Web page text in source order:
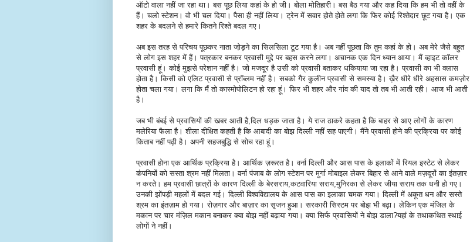
ऑटो वाला नहीं जा रहा था। बस पूछ लिया कहां के हो जी। बोला मोतिहारी। बस बैठ गया और कह दिया कि हम भी तो वहीं के
हैं। चलो स्टेशन। वो भी चल दिया। पैसा ही नहीं लिया। ट्रेन में सवार होते होते लगा कि फिर कोई रिश्तेदार छूट गया है। एक
शहर के बदलने से हमारे कितने रिश्ते बदल गए।
अब इस तरह से परिचय पूछकर नाता जो़ड़ने का सिलसिला टूट गया है। अब नहीं पूछता कि तुम कहां के हो। अब मेरे जैसे बहुत
से लोग इस शहर में हैं। पत्रकार बनकर प्रवासी मुद्दे पर बहस करने लगा। अचानक एक दिन ध्यान आया। मैं व्हाइट कॉलर
प्रवासी हूं। कोई मुझसे परेशान नहीं है। जो मजदूर है उसी को प्रवासी बताकर धकियाया जा रहा है। प्रवासी का भी क्लास
होता है। किसी को एलिट प्रवासी से प्रॉब्लम नहीं है। सबको गैर कुलीन प्रवासी से समस्या है। ख़ैर धीरे धीरे अहसास कमज़ोर
होता चला गया। लगा कि मैं तो कास्मोपोलिटन हो रहा हूं। फिर भी शहर और गांव की याद तो तब भी आती रही। आज भी आती
है।
जब भी बंबई से प्रवासियों की खबर आती है,दिल धड़क जाता है। ये राज ठाकरे कहता है कि बाहर से आए लोगों के कारण
मलेरिया फैला है। शीला दीक्षित कहती है कि आबादी का बोझ दिल्ली नहीं सह पाएगी। मैंने प्रवासी होने की प्रक्रिया पर कोई
किताब नहीं पढ़ी है। अपनी सहजबुद्धि से सोच रहा हूं।
प्रवासी होना एक आर्थिक प्रक्रिया है। आर्थिक ज़रूरत है। वर्ना दिल्ली और आस पास के इलाकों में रियल इस्टेट से लेकर
कंपनियों को सस्ता श्रम नहीं मिलता। वर्ना पंजाब के लोग स्टेशन पर मुर्गा मोबाइल लेकर बिहार से आने वाले मज़दूरों का इंतज़ार
न करते। हम प्रवासी छात्रों के कारण दिल्ली के बेरसराय,कटवारिया सराय,मुनिरका से लेकर जीया सराय तक धनी हो गए।
उनकी झोंपड़ी महलों में बदल गई। दिल्ली विश्वविद्यालय के आस पास का इलाका चमक गया। दिल्ली में अकूत धन और सस्ते
श्रम का इंतज़ाम हो गया। रोज़गार और बाज़ार का सृजन हुआ। सरकारी सिस्टम पर बोझ भी बढ़ा। लेकिन एक मंजिल के
मकान पर चार मंज़िल मकान बनाकर क्या बोझ नहीं बढ़ाया गया। क्या सिर्फ प्रवासियों ने बोझ डाला?यहां के तथाकथित स्थाई
लोगों ने नहीं।